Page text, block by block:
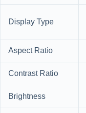
Display Type
Aspect Ratio
Contrast Ratio
Brightness